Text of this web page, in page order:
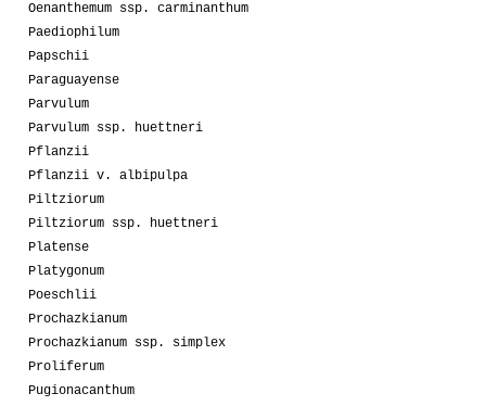
Oenanthemum ssp. carminanthum
Paediophilum
Papschii
Paraguayense
Parvulum
Parvulum ssp. huettneri
Pflanzii
Pflanzii v. albipulpa
Piltziorum
Piltziorum ssp. huettneri
Platense
Platygonum
Poeschlii
Prochazkianum
Prochazkianum ssp. simplex
Proliferum
Pugionacanthum